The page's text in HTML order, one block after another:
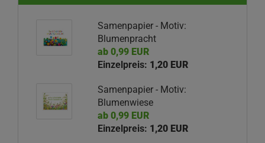
Samenpapier - Motiv:
Blumenpracht
ab 0,99 EUR
Einzelpreis: 1,20 EUR
Samenpapier - Motiv:
Blumenwiese
ab 0,99 EUR
Einzelpreis: 1,20 EUR